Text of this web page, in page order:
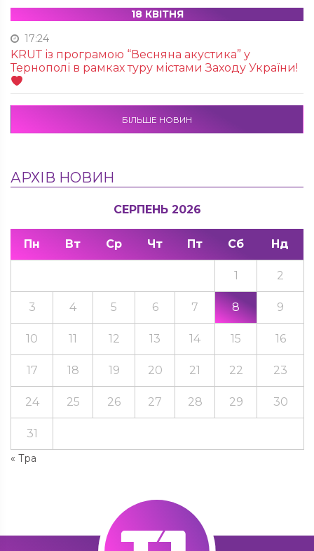
18 КВІТНЯ
17:24
KRUТ із програмою “Весняна акустика” у
Тернополі в рамках туру містами Заходу України!
БІЛЬШЕ НОВИН
АРХІВ НОВИН
СЕРПЕНЬ 2026
Пн Вт Ср Чт Пт Сб Нд
« Тра
1 2
3 4 5 6 7 8 9
10 11 12 13 14 15 16
17 18 19 20 21 22 23
24 25 26 27 28 29 30
31